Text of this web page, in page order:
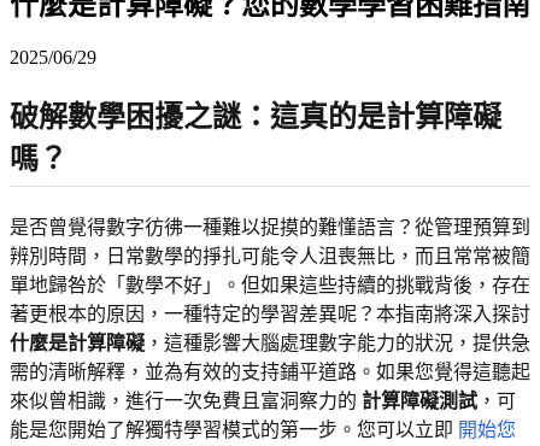
2025/06/29
破解數學困擾之謎：這真的是計算障礙
嗎？
是否曾覺得數字彷彿一種難以捉摸的難懂語言？從管理預算到
辨別時間，日常數學的掙扎可能令人沮喪無比，而且常常被簡
單地歸咎於「數學不好」。但如果這些持續的挑戰背後，存在
著更根本的原因，一種特定的學習差異呢？本指南將深入探討
什麼是計算障礙 ，這種影響大腦處理數字能力的狀況，提供急
需的清晰解釋，並為有效的支持鋪平道路。如果您覺得這聽起
來似曾相識，進行一次免費且富洞察力的 計算障礙測試 ，可
能是您開始了解獨特學習模式的第一步。您可以立即 開始您